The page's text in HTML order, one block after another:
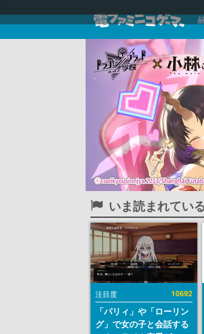
いま読まれてい
注目度 10692
「パリィ」や「ローリン
グ」で女の子と会話する